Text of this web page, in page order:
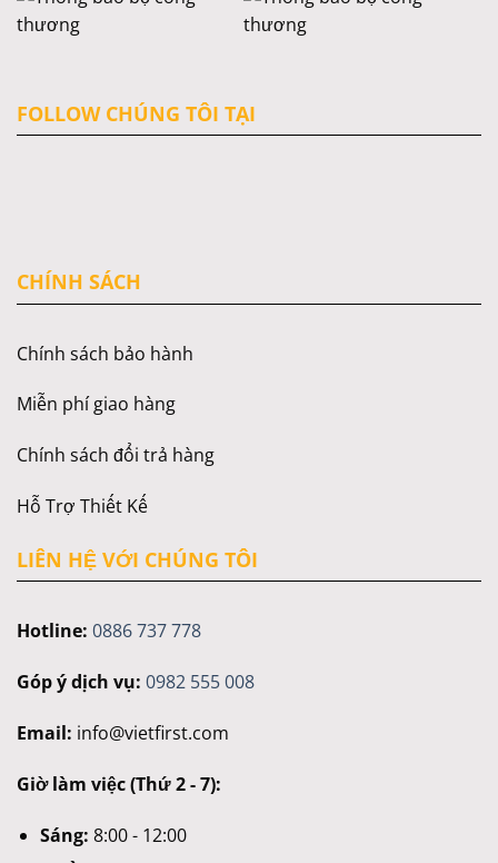
FOLLOW CHÚNG TÔI TẠI
CHÍNH SÁCH
Chính sách bảo hành
Miễn phí giao hàng
Chính sách đổi trả hàng
Hỗ Trợ Thiết Kế
LIÊN HỆ VỚI CHÚNG TÔI
Hotline: 0886 737 778
Góp ý dịch vụ: 0982 555 008
Email: info@vietfirst.com
Giờ làm việc (Thứ 2 - 7):
Sáng: 8:00 - 12:00